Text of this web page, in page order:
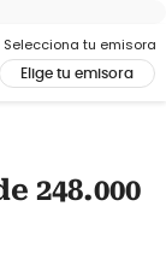
Selecciona tu emisora
Elige tu emisora
248.000